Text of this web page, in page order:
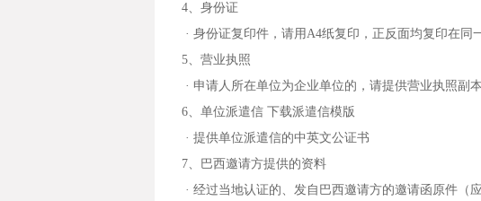
4、身份证
· 身份证复印件，请用A4纸复印，正反面均复印在同
5、营业执照
· 申请人所在单位为企业单位的，请提供营业执照副
6、单位派遣信 下载派遣信模版
· 提供单位派遣信的中英文公证书
7、巴西邀请方提供的资料
· 经过当地认证的、发自巴西邀请方的邀请函原件（